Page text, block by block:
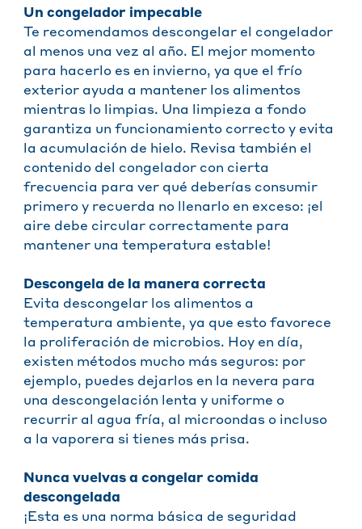
Un congelador impecable
Te recomendamos descongelar el congelador
al menos una vez al año. El mejor momento
para hacerlo es en invierno, ya que el frío
exterior ayuda a mantener los alimentos
mientras lo limpias. Una limpieza a fondo
garantiza un funcionamiento correcto y evita
la acumulación de hielo. Revisa también el
contenido del congelador con cierta
frecuencia para ver qué deberías consumir
primero y recuerda no llenarlo en exceso: ¡el
aire debe circular correctamente para
mantener una temperatura estable!
Descongela de la manera correcta
Evita descongelar los alimentos a
temperatura ambiente, ya que esto favorece
la proliferación de microbios. Hoy en día,
existen métodos mucho más seguros: por
ejemplo, puedes dejarlos en la nevera para
una descongelación lenta y uniforme o
recurrir al agua fría, al microondas o incluso
a la vaporera si tienes más prisa.
Nunca vuelvas a congelar comida
descongelada
¡Esta es una norma básica de seguridad